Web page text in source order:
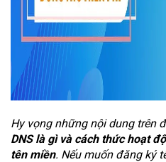
Hy vọng những nội dung trên
DNS là gì và cách thức hoạt
tên miền. Nếu muốn đăng ký